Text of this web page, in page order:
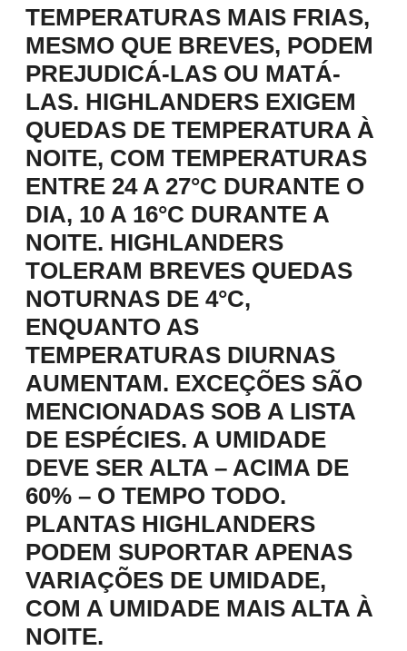
TEMPERATURAS MAIS FRIAS,
MESMO QUE BREVES, PODEM
PREJUDICÁ-LAS OU MATÁ-
LAS. HIGHLANDERS EXIGEM
QUEDAS DE TEMPERATURA À
NOITE, COM TEMPERATURAS
ENTRE 24 A 27°C DURANTE O
DIA, 10 A 16°C DURANTE A
NOITE. HIGHLANDERS
TOLERAM BREVES QUEDAS
NOTURNAS DE 4°C,
ENQUANTO AS
TEMPERATURAS DIURNAS
AUMENTAM. EXCEÇÕES SÃO
MENCIONADAS SOB A LISTA
DE ESPÉCIES. A UMIDADE
DEVE SER ALTA – ACIMA DE
60% – O TEMPO TODO.
PLANTAS HIGHLANDERS
PODEM SUPORTAR APENAS
VARIAÇÕES DE UMIDADE,
COM A UMIDADE MAIS ALTA À
NOITE.